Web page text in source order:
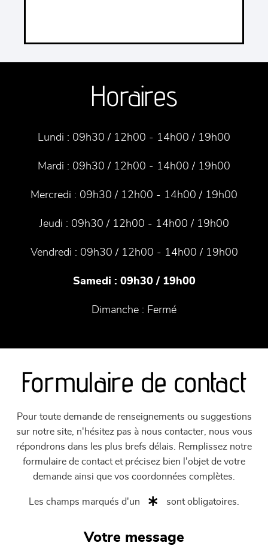
Horaires
Lundi : 09h30 / 12h00 - 14h00 / 19h00
Mardi : 09h30 / 12h00 - 14h00 / 19h00
Mercredi : 09h30 / 12h00 - 14h00 / 19h00
Jeudi : 09h30 / 12h00 - 14h00 / 19h00
Vendredi : 09h30 / 12h00 - 14h00 / 19h00
Samedi : 09h30 / 19h00
Dimanche : Fermé
Formulaire de contact
Pour toute demande de renseignements ou suggestions
sur notre site, n'hésitez pas à nous contacter, nous vous
répondrons dans les plus brefs délais. Remplissez notre
formulaire de contact et précisez bien l'objet de votre
demande ainsi que vos coordonnées complètes.
Les champs marqués d'un sont obligatoires.
Votre message